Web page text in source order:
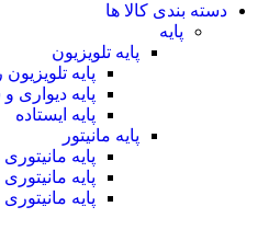
دسته بندی کالا ها
پایه
پایه تلویزیون
پایه
پایه دیواری
پایه ایستاده
پایه مانیتور
پایه
پایه
پایه